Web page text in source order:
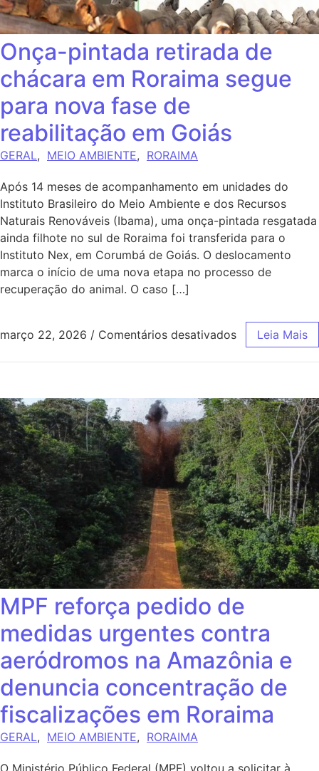
Onça-pintada retirada de
chácara em Roraima segue
para nova fase de
reabilitação em Goiás
GERAL, MEIO AMBIENTE, RORAIMA
Após 14 meses de acompanhamento em unidades do
Instituto Brasileiro do Meio Ambiente e dos Recursos
Naturais Renováveis (Ibama), uma onça-pintada resgatada
ainda filhote no sul de Roraima foi transferida para o
Instituto Nex, em Corumbá de Goiás. O deslocamento
marca o início de uma nova etapa no processo de
recuperação do animal. O caso […]
março 22, 2026 / Comentários desativados Leia Mais
MPF reforça pedido de
medidas urgentes contra
aeródromos na Amazônia e
denuncia concentração de
fiscalizações em Roraima
GERAL, MEIO AMBIENTE, RORAIMA